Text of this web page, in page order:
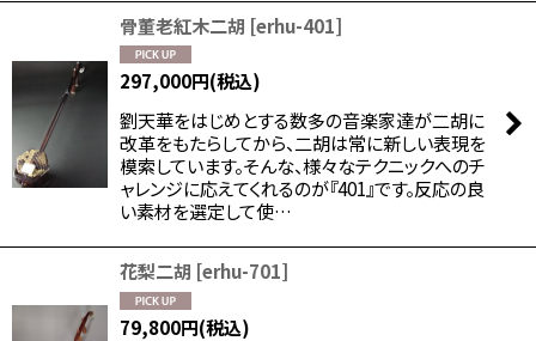
骨董老紅木二胡 [erhu-401]
297,000円(税込)
劉天華をはじめとする数多の音楽家達が二胡に
改革をもたらしてから、二胡は常に新しい表現を
模索しています。そんな、様々なテクニックへのチ
ャレンジに応えてくれるのが『401』です。反応の良
い素材を選定して使…
花梨二胡 [erhu-701]
79,800円(税込)